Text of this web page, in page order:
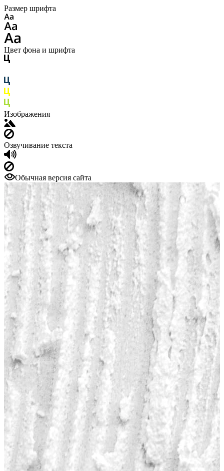
Размер шрифта
Цвет фона и шрифта
Изображения
Озвучивание текста
Обычная версия сайта